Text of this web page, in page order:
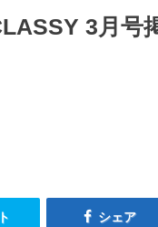
3月号
シェア